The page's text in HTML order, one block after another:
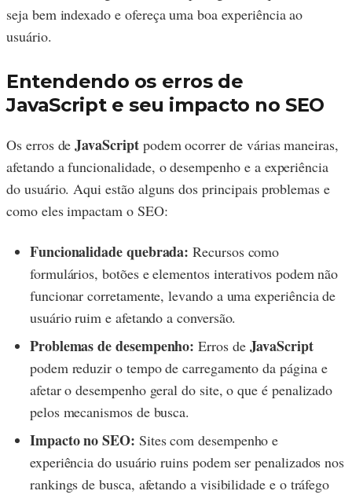
seja bem indexado e ofereça uma boa experiência ao
usuário.
Entendendo os erros de
JavaScript e seu impacto no SEO
Os erros deJavaScriptpodem ocorrer de várias maneiras,
afetando a funcionalidade, o desempenho e a experiência
do usuário. Aqui estão alguns dos principais problemas e
como eles impactam o SEO:
Funcionalidade quebrada: Recursos como
formulários, botões e elementos interativos podem não
funcionar corretamente, levando a uma experiência de
usuário ruim e afetando a conversão.
Problemas de desempenho: Erros de JavaScript
podem reduzir o tempo de carregamento da página e
afetar o desempenho geral do site, o que é penalizado
pelos mecanismos de busca.
Impacto no SEO: Sites com desempenho e
experiência do usuário ruins podem ser penalizados nos
rankings de busca, afetando a visibilidade e o tráfego